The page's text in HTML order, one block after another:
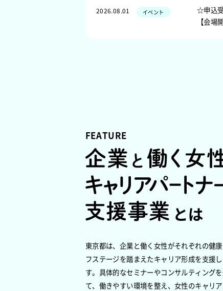
2026.08.01 イベント
☆申込
【会場
FEATURE
東京都は、企業と働く女性がそれぞれの健
フステージを踏まえたキャリア形成を支援
す。具体的なセミナーやコンサルティング
て、働きやすい環境を整え、女性のキャリ